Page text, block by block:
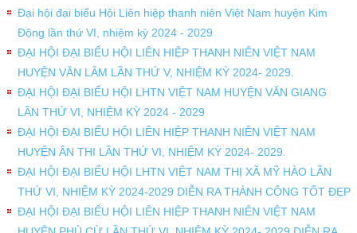
Đại hội đại biểu Hội Liên hiệp thanh niên Việt Nam huyện Kim
Động lần thứ VI, nhiệm kỳ 2024 - 2029
ĐẠI HỘI ĐẠI BIỂU HỘI LIÊN HIỆP THANH NIÊN VIỆT NAM
HUYỆN VĂN LÂM LẦN THỨ V, NHIỆM KỲ 2024- 2029.
ĐẠI HỘI ĐẠI BIỂU HỘI LHTN VIỆT NAM HUYỆN VĂN GIANG
LẦN THỨ VI, NHIỆM KỲ 2024 - 2029
ĐẠI HỘI ĐẠI BIỂU HỘI LIÊN HIỆP THANH NIÊN VIỆT NAM
HUYỆN ÂN THI LẦN THỨ VI, NHIỆM KỲ 2024- 2029.
ĐẠI HỘI ĐẠI BIỂU HỘI LHTN VIỆT NAM THỊ XÃ MỸ HÀO LẦN
THỨ VI, NHIỆM KỲ 2024-2029 DIỄN RA THÀNH CÔNG TỐT ĐẸP
ĐẠI HỘI ĐẠI BIỂU HỘI LIÊN HIỆP THANH NIÊN VIỆT NAM